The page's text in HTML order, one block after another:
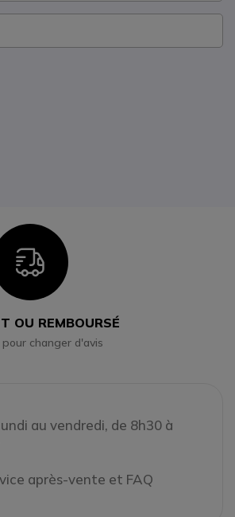
Icon
OU REMBOURSÉ
pour changer d'avis
au vendredi, de 8h30 à
après-vente et FAQ